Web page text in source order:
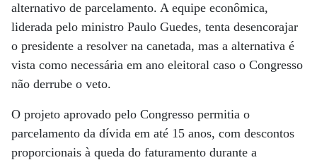
alternativo de parcelamento. A equipe econômica,
liderada pelo ministro Paulo Guedes, tenta desencorajar
o presidente a resolver na canetada, mas a alternativa é
vista como necessária em ano eleitoral caso o Congresso
não derrube o veto.
O projeto aprovado pelo Congresso permitia o
parcelamento da dívida em até 15 anos, com descontos
proporcionais à queda do faturamento durante a